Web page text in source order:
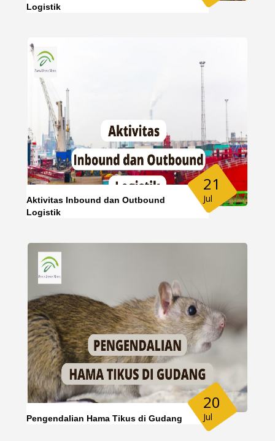
Logistik
Aktivitas Inbound dan Outbound
Logistik
21
Jul
Pengendalian Hama Tikus di Gudang
20
Jul